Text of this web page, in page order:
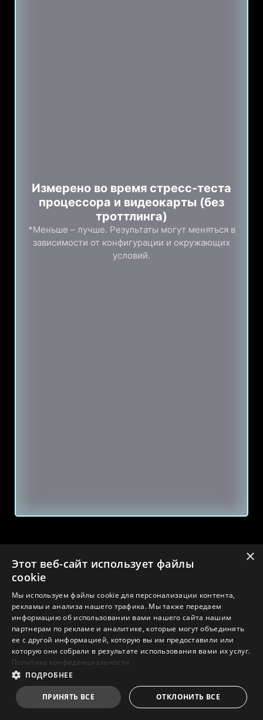
Измерено во время стресс-теста
процессора и видеокарты (без
троттлинга)
*Меньше – лучше. Результаты могут меняться в
зависимости от конфигурации и окружающих
условий.
×
Этот веб-сайт использует файлы
cookie
Мы используем файлы cookie для персонализации контента,
рекламы и анализа нашего трафика. Мы также передаем
информацию об использовании вами нашего сайта нашим
партнерам по рекламе и аналитике, которые могут объединять
ее с другой информацией, которую вы им предоставили или
которую они собрали в результате использования вами их услуг.
Политика конфиденциальности
ПОДРОБНЕЕ
ПРИНЯТЬ ВСЕ ОТКЛОНИТЬ ВСЕ